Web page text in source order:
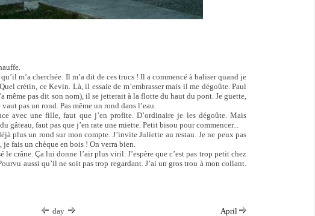
m’a cherchée. Il m’a dit de ces trucs ! Il a commencé à baliser quand je
crétin, ce Kevin. Là, il essaie de m’embrasser mais il me dégoûte. Paul
même pas dit son nom), il se jetterait à la flotte du haut du pont. Je guette,
pas un rond. Pas même un rond dans l’eau.
avec une fille, faut que j’en profite. D’ordinaire je les dégoûte. Mais
gâteau, faut pas que j’en rate une miette. Petit bisou pour commencer...
plus un rond sur mon compte. J’invite Juliette au restau. Je ne peux pas
fais un chèque en bois ! On verra bien.
le crâne. Ça lui donne l’air plus viril. J’espère que c’est pas trop petit chez
aussi qu’il ne soit pas trop regardant. J’ai un gros trou à mon collant.
day April